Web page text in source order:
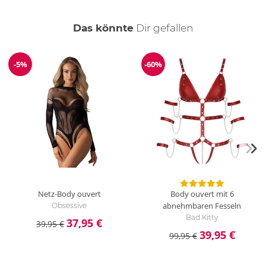
Das könnte Dir auch
gefallen
Reduzierung
-5%
Netz-Body ouvert
Obsessive
39,95 € 37,95 €
Reduzierung
-60%
Body ouvert mit 6
abnehmbaren Fesseln
Bad Kitty
99,95 € 39,95 €